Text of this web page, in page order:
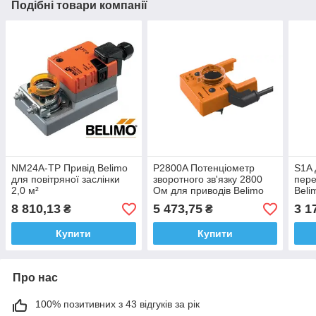
Подібні товари компанії
NM24A-TP Привід Belimo
для повітряної заслінки
2,0 м²
8 810,13 ₴
Купити
P2800A Потенціометр
зворотного зв'язку 2800
Ом для приводів Belimo
серії LM.A, NM.A, SM.A,
GM.A, GM.A, GK...
5 473,75₴
Купити
S1A
3
Про нас
100% позитивних з 43 відгуків за рік